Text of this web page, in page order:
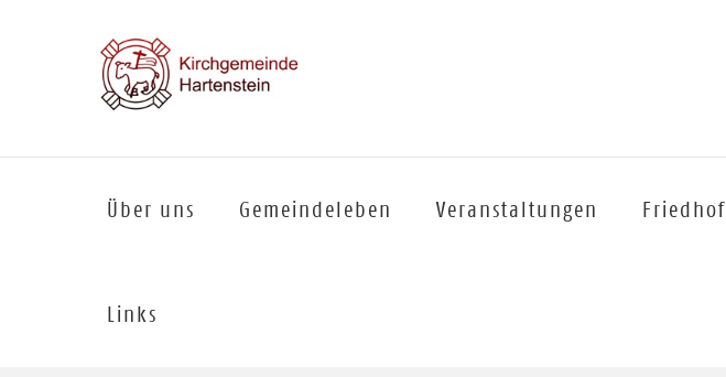
Über uns Gemeindeleben Veranstaltungen Friedhof
Links